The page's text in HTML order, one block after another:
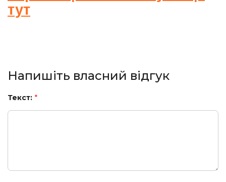
тут
Напишіть власний відгук
Текст: *